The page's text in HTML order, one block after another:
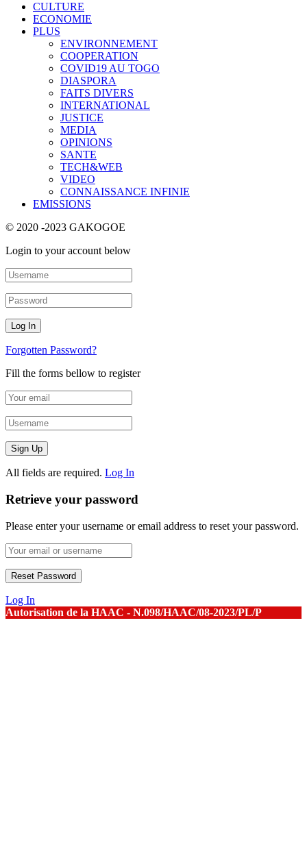
CULTURE
ECONOMIE
PLUS
ENVIRONNEMENT
COOPERATION
COVID19 AU TOGO
DIASPORA
FAITS DIVERS
INTERNATIONAL
JUSTICE
MEDIA
OPINIONS
SANTE
TECH&WEB
VIDEO
CONNAISSANCE INFINIE
EMISSIONS
© 2020 -2023 GAKOGOE
Login to your account below
Forgotten Password?
Fill the forms bellow to register
All fields are required. Log In
Retrieve your password
Please enter your username or email address to reset your password.
Log In
Autorisation de la HAAC - N.098/HAAC/08-2023/PL/P